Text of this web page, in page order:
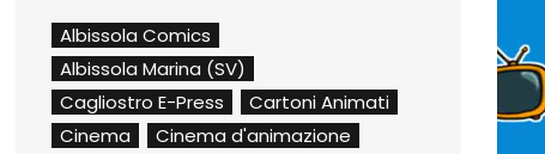
Albissola Comics
Albissola Marina (SV)
Cagliostro E-Press
Cartoni Animati
Cinema
Cinema d'animazione